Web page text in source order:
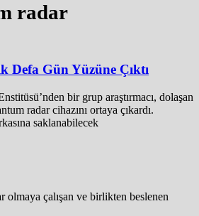
radar
Defa Gün Yüzüne Çıktı
bir grup araştırmacı, dolaşan
radar cihazını ortaya çıkardı.
saklanabilecek
olmaya çalışan ve birlikten beslenen